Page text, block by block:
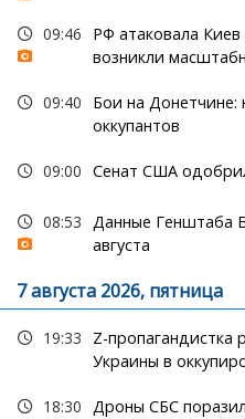
09:46
РФ атаковала
возникли
09:40
Бои на
оккупантов
09:00 Сенат США
08:53 Данные Генштаба
августа
7 августа 2026, пятница
19:33
Z-пропагандистка
Украины в
18:30 Дроны СБС